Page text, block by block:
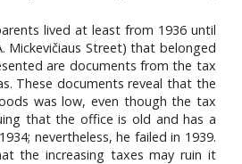
lived at least from 1936 until
Mickevičiaus Street) that belonged
are documents from the tax
These documents reveal that the
was low, even though the tax
that the office is old and has a
nevertheless, he failed in 1939.
the increasing taxes may ruin it